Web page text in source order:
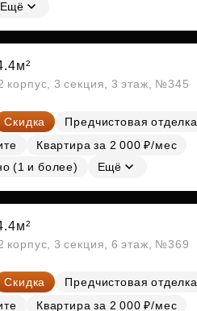
Ещё
корпус, 3 секция, 3 этаж, №345
Скидка
Предчистовая отделка
Квартира за 2 000 ₽/мес
(1 и более)
Ещё
корпус, 3 секция, 6 этаж, №369
Скидка
Предчистовая отделка
Квартира за 2 000 ₽/мес